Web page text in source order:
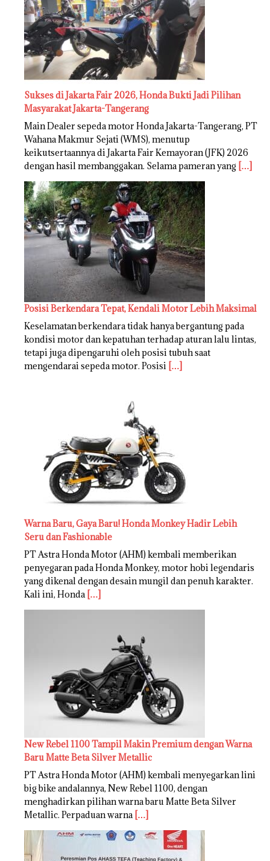
Sukses di Jakarta Fair 2026, Honda Bukti Jadi Pilihan
Masyarakat Jakarta-Tangerang
Main Dealer sepeda motor Honda Jakarta-Tangerang, PT
Wahana Makmur Sejati (WMS), menutup
keikutsertaannya di Jakarta Fair Kemayoran (JFK) 2026
dengan hasil membanggakan. Selama pameran yang […]
Posisi Berkendara Tepat, Kendali Motor Lebih Maksimal
Keselamatan berkendara tidak hanya bergantung pada
kondisi motor dan kepatuhan terhadap aturan lalu lintas,
tetapi juga dipengaruhi oleh posisi tubuh saat
mengendarai sepeda motor. Posisi […]
Warna Baru, Gaya Baru! Honda Monkey Hadir Lebih
Seru dan Fashionable
PT Astra Honda Motor (AHM) kembali memberikan
penyegaran pada Honda Monkey, motor hobi legendaris
yang dikenal dengan desain mungil dan penuh karakter.
Kali ini, Honda […]
New Rebel 1100 Tampil Makin Premium dengan Warna
Baru Matte Beta Silver Metallic
PT Astra Honda Motor (AHM) kembali menyegarkan lini
big bike andalannya, New Rebel 1100, dengan
menghadirkan pilihan warna baru Matte Beta Silver
Metallic. Perpaduan warna […]